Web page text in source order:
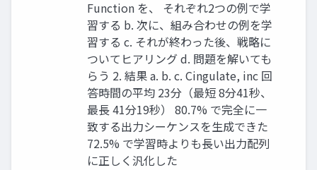
Function を、 それぞれ2つの例で学
習する b. 次に、組み合わせの例を学
習する c. それが終わった後、戦略に
ついてヒアリング d. 問題を解いても
らう 2. 結果 a. b. c. Cingulate, inc 回
答時間の平均 23分（最短 8分41秒、
最長 41分19秒） 80.7% で完全に一
致する出力シーケンスを生成できた
72.5% で学習時よりも長い出力配列
に正しく汎化した